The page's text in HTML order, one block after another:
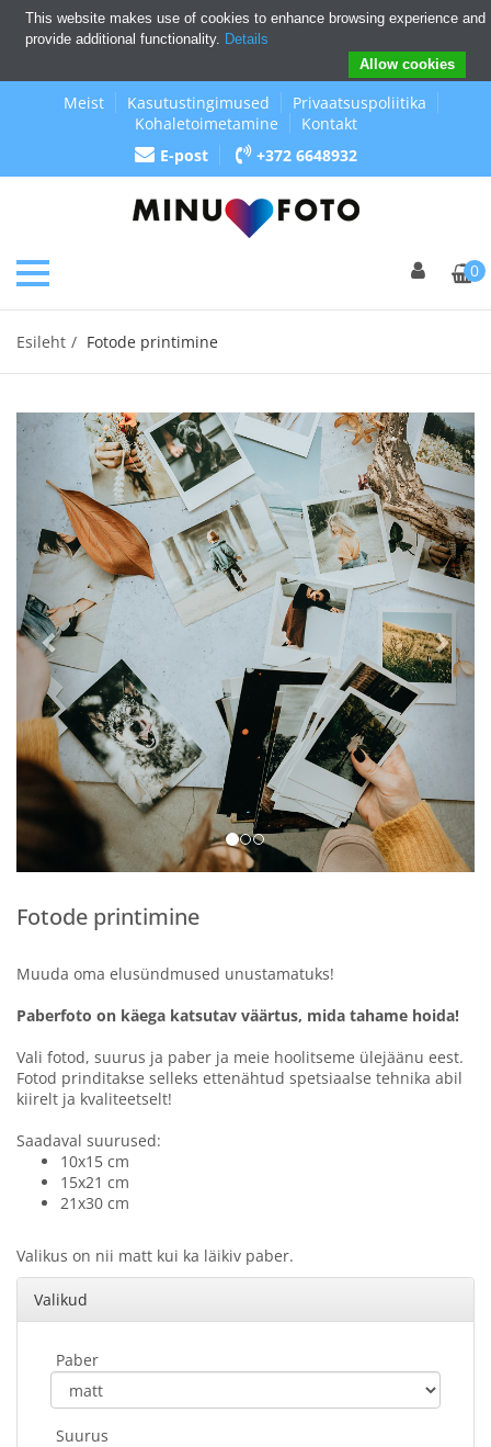
Meist Kasutustingimused
Privaatsuspoliitika
Kohaletoimetamine
Kontakt
E-post
+372 6648932
0
Esileht Fotode printimine
Previous Next
Fotode printimine
Muuda oma elusündmused unustamatuks!
Paberfoto on käega katsutav väärtus, mida tahame hoida!
Vali fotod, suurus ja paber ja meie hoolitseme ülejäänu eest.
Fotod prinditakse selleks ettenähtud spetsiaalse tehnika abil
kiirelt ja kvaliteetselt!
Saadaval suurused:
10x15 cm
15x21 cm
21x30 cm
Valikus on nii matt kui ka läikiv paber.
Valikud
Paber
Suurus
This website makes use of cookies to enhance browsing experience and
provide additional functionality. Details
Allow cookies